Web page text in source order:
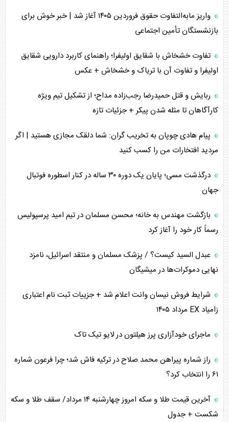
واریز مابه‌التفاوت حقوق فروردین ۱۴۰۵ آغاز شد | خبر خوش برای
بازنشستگان تأمین اجتماعی
تفاوت خشخاش با شقایق اولیفرا؛ راهنمای کاربرد دارویی شقایق
اولیفرا و تفاوت آن با تریاک و خشخاش + عکس
ربایش و قتل حمیدرضا رجب‌زاده مداح؛ از تشکیل تیم ویژه
کارآگاهان تا مثله شدن پیکر + جزئیات تازه
پیام هادی چوپان به تخریب گران: شما دلقک مجازی هستید | اگر
مردید افتخارات من را کسب کنید
درگذشت مسی؛ پایان یک دوره ۳۰ ساله در کنار اسطوره فوتبال
جهان
بازگشت مهندس به خانه؛ محسن مسلمان در تیم امید پرسپولیس
رسماً کار خود را آغاز کرد
عبدل السید کیست؟ / پزشک مسلمان و منتقد اسرائیل، نامزد
نهایی دموکرات‌ها در میشیگان
شرایط فروش نیسان وانت اعلام شد + جزییات ثبت نام اعتباری
زامیاد EX مرداد ۱۴۰۵
ماجرای خودآزاری پرز هیلتون در لایو تیک تاک
راز شماره پیراهن محمد صلاح در ترکیه فاش شد؛ چرا فرعون شماره
۶۱ را انتخاب کرد؟
آخرین قیمت طلا و سکه امروز چهارشنبه ۱۴ مرداد/ سقف طلا و سکه
شکست + جدول